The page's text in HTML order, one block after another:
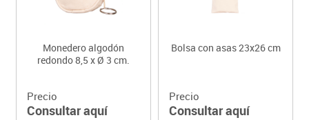
Monedero algodón
redondo 8,5 x Ø 3 cm.
Precio
Consultar aquí
Bolsa con asas 23x26 cm
Precio
Consultar aquí